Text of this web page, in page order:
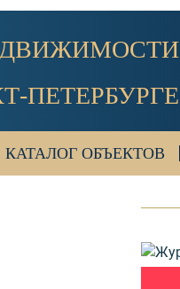
ПЕТЕРБУРГЕ
КАТАЛОГ ОБЪЕКТОВ